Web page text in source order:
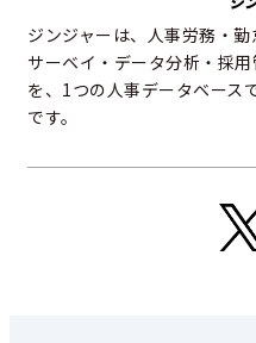
ジンジャーは、人事労務・
サーベイ・データ分析・採
を、1つの人事データベース
です。